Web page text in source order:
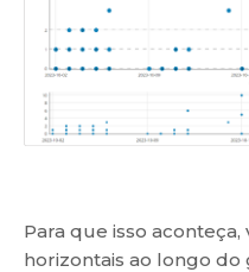
Para que isso
horizontais ao longo